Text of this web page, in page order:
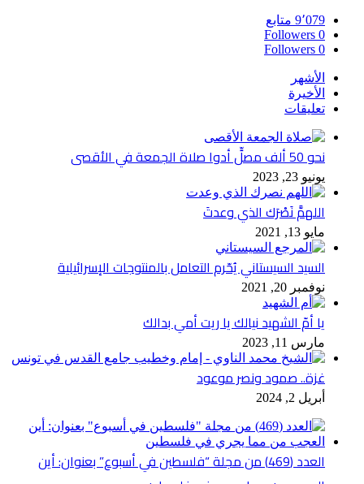
9٬079 متابع
0
Followers
0
Followers
الأشهر
الأخيرة
تعليقات
نحو 50 ألف مصلٍّ أدوا صلاة الجمعة في الأقصى
يونيو 23, 2023
اللهمَّ نَصْرَك الذي وعدتَ
مايو 13, 2021
السيد السيستاني يُحّرم التعامل بالمنتوجات الإسرائيلية
نوفمبر 20, 2021
يا أمّ الشهيد نيالك يا ريت أمي بدالك
مارس 11, 2023
غزة.. صمود ونصر موعود
أبريل 2, 2024
العدد (469) من مجلة “فلسطين في أسبوع” بعنوان: أين